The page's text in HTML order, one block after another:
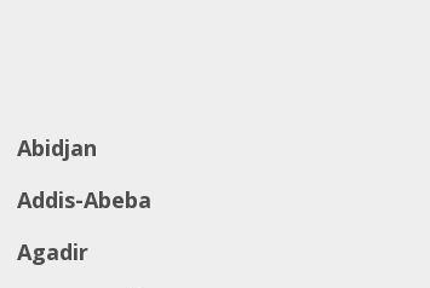
Abidjan
Addis-Abeba
Agadir